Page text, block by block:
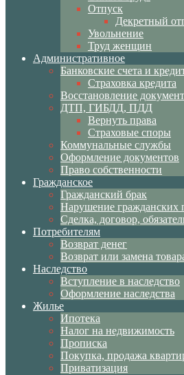
Отпуск
Декретный
Увольнение
Труд женщин
Административное
Банковские счета и
Страховка кредита
Восстановление
ДТП, ГИБДД, ПДД
Вернуть права
Страховые споры
Коммунальные службы
Оформление документов
Право собственности
Гражданское
Гражданский брак
Нарушение гражданских
Сделка, договор,
Потребителям
Возврат денег
Возврат или замена
Наследство
Вступление в наследство
Оформление наследства
Жилье
Ипотека
Налог на недвижимость
Прописка
Покупка, продажа
Приватизация